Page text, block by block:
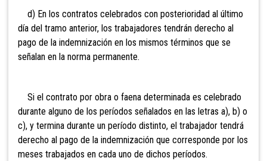
d) En los contratos celebrados con posterioridad al último
día del tramo anterior, los trabajadores tendrán derecho al
pago de la indemnización en los mismos términos que se
señalan en la norma permanente.
Si el contrato por obra o faena determinada es celebrado
durante alguno de los períodos señalados en las letras a), b) o
c), y termina durante un período distinto, el trabajador tendrá
derecho al pago de la indemnización que corresponde por los
meses trabajados en cada uno de dichos períodos.